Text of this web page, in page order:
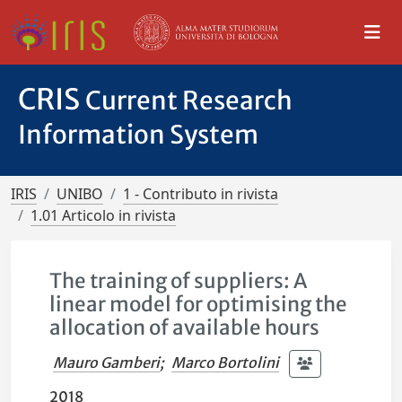
CRIS Current Research
Information System
IRIS UNIBO
1 - Contributo in rivista
1.01 Articolo in rivista
The training of suppliers: A
linear model for optimising the
allocation of available hours
Mauro Gamberi; Marco Bortolini
2018